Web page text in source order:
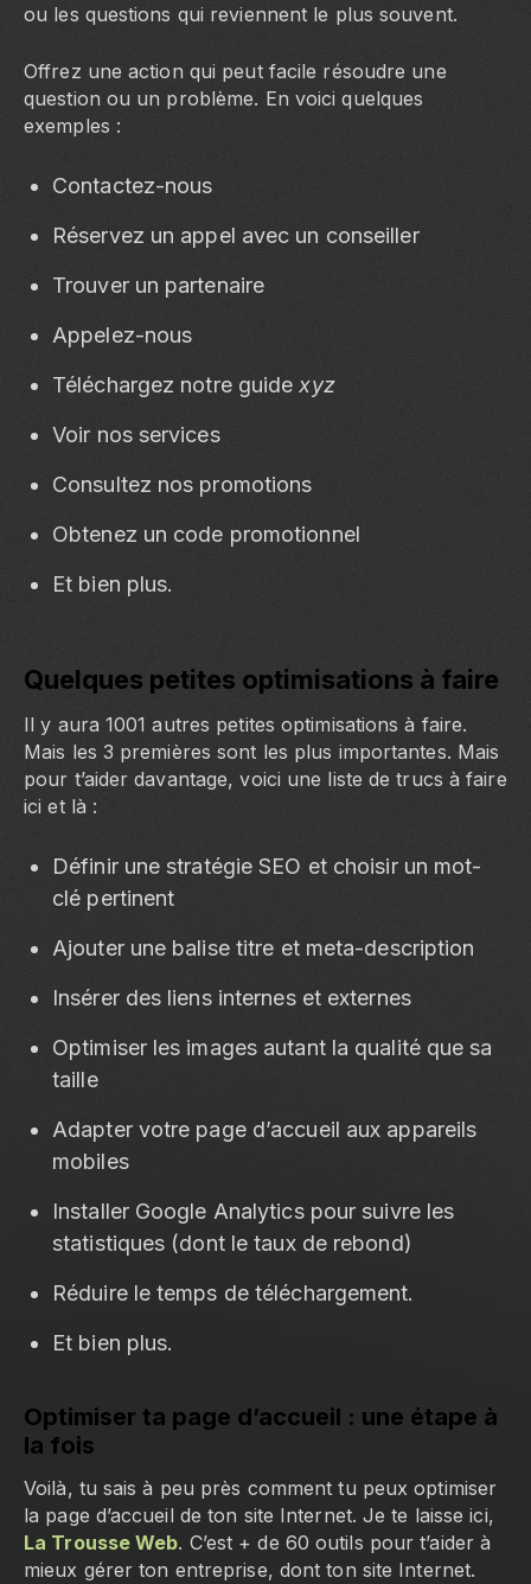
ou les questions qui reviennent le plus souvent.
Offrez une action qui peut facile résoudre une
question ou un problème. En voici quelques
exemples :
Contactez-nous
Réservez un appel avec un conseiller
Trouver un partenaire
Appelez-nous
Téléchargez notre guidexyz
Voir nos services
Consultez nos promotions
Obtenez un code promotionnel
Et bien plus.
Quelques petites optimisations à faire
Il y aura 1001 autres petites optimisations à faire.
Mais les 3 premières sont les plus importantes. Mais
pour t’aider davantage, voici une liste de trucs à faire
ici et là :
Définir une stratégie SEO et choisir un mot-
clé pertinent
Ajouter une balise titre et meta-description
Insérer des liens internes et externes
Optimiser les images autant la qualité que sa
taille
Adapter votre page d’accueil aux appareils
mobiles
Installer Google Analytics pour suivre les
statistiques (dont le taux de rebond)
Réduire le temps de téléchargement.
Et bien plus.
Optimiser ta page d’accueil : une étape à
la fois
Voilà, tu sais à peu près comment tu peux optimiser
la page d’accueil de ton site Internet. Je te laisse ici,
La Trousse Web. C’est + de 60 outils pour t’aider à
mieux gérer ton entreprise, dont ton site Internet.